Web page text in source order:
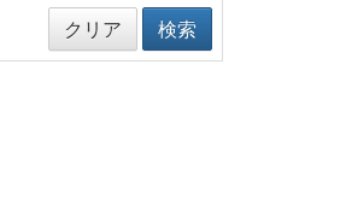
クリア 検索